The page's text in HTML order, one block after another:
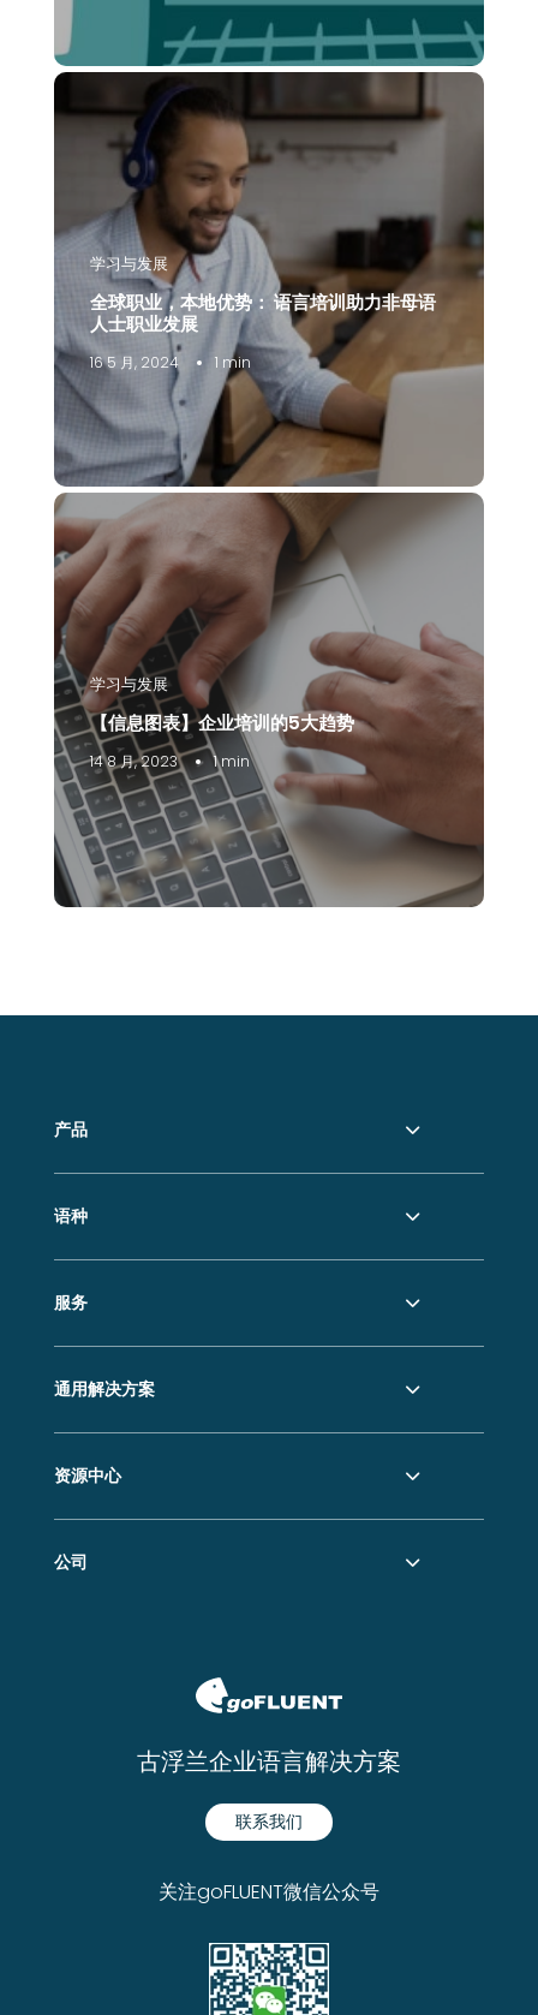
学习与发展
全球职业，本地优势： 语言培训助力非母语
人士职业发展
16 5 月, 2024 1 min
学习与发展
【信息图表】企业培训的5大趋势
14 8 月, 2023 1 min
产品
语种
服务
通用解决方案
资源中心
公司
古浮兰企业语言解决方案
联系我们
关注goFLUENT微信公众号